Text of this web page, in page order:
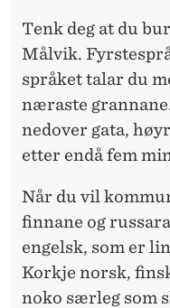
Tenk deg at du
Målvik.
språket talar du
næraste
nedover gata,
etter endå fem
Når du vil
finnane og
engelsk, som er
Korkje norsk,
noko særleg som